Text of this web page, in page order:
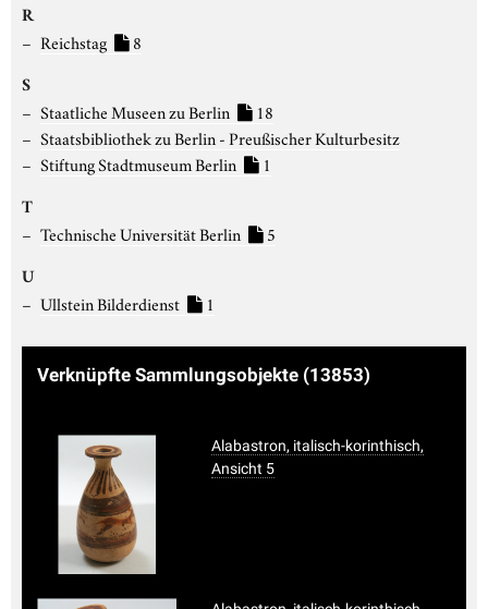
R
Reichstag 8
S
Staatliche Museen zu Berlin
18
Staatsbibliothek zu Berlin - Preußischer Kulturbesitz
Stiftung Stadtmuseum Berlin
1
T
Technische Universität Berlin 5
U
Ullstein Bilderdienst 1
Verknüpfte Sammlungsobjekte (13853)
Alabastron, italisch-korinthisch,
Ansicht 5